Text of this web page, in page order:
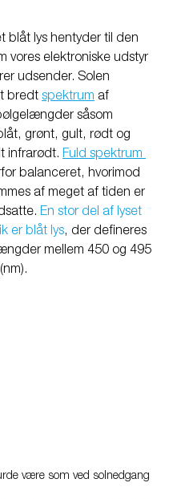
blåt lys hentyder til den
vores elektroniske udstyr
udsender. Solen
bredt spektrum af
såsom
grønt, gult, rødt og
infrarødt. Fuld spektrum
balanceret, hvorimod
af meget af tiden er
En stor del af lyset
er blåt lys, der defineres
mellem 450 og 495
være som ved solnedgang